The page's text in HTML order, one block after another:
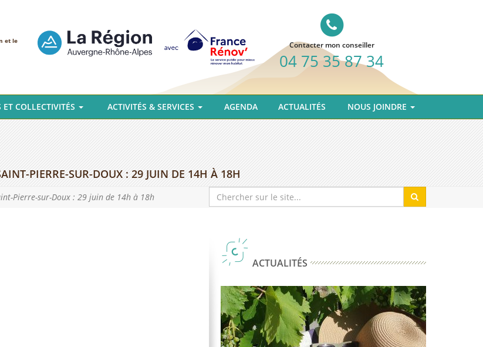
et le
Contacter mon conseiller
04 75 35 87 34
ET COLLECTIVITÉS ACTIVITÉS & SERVICES AGENDA ACTUALITÉS NOUS JOINDRE
PIERRE-SUR-DOUX : 29 JUIN DE 14H À 18H
Pierre-sur-Doux : 29 juin de 14h à 18h
ACTUALITÉS